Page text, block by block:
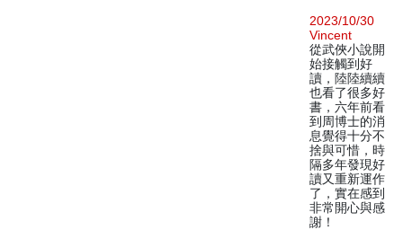
2023/10/30
Vincent
從武俠小說開
始接觸到好
讀，陸陸續續
也看了很多好
書，六年前看
到周博士的消
息覺得十分不
捨與可惜，時
隔多年發現好
讀又重新運作
了，實在感到
非常開心與感
謝！